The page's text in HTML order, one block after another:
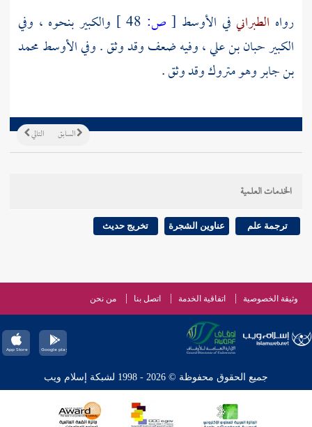
رواه الطبراني في الأوسط [ ص:
والكبير بنحوه ، وفي
الكبيرحبان بن علي، وفيه ضعف وقد وثق . وفي الأوسطمحمد
بن جابروهو متروك وقد وثق .
التالي السابق
الخدمات العلمية
ترجمة علم عناوين الشجرة تخريج حديث
وثيقة الخصوصية اتفاقية الخدمة اتصل بنا من نحن
جميع الحقوق محفوظة © 2026 - 1998 لشبكة إسلام ويب